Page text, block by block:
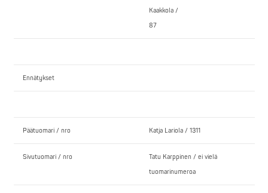
Kaakkola /
87
Ennätykset
Päätuomari / nro Katja Lariola / 1311
Sivutuomari / nro
Tatu Karppinen / ei vielä
tuomarinumeroa